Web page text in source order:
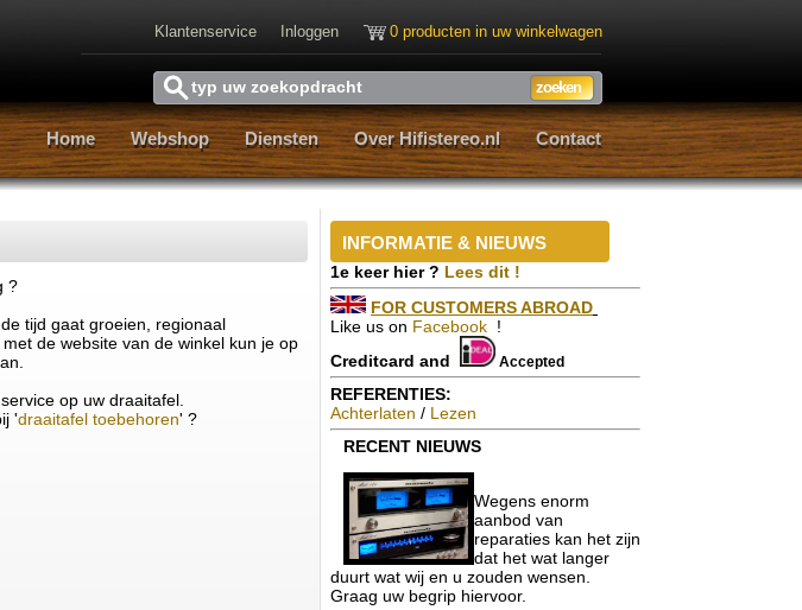
Klantenservice Inloggen 0 producten in uw winkelwagen
Home Webshop Diensten Over Hifistereo.nl Contact
Home Webshop Diensten Over Hifistereo.nl Contact
?
tijd gaat groeien, regionaal
de website van de winkel kun je op
op uw draaitafel.
'draaitafel toebehoren' ?
INFORMATIE & NIEUWS
1e keer hier ? Lees dit !
FOR CUSTOMERS ABROAD
Like us on Facebook !
Creditcard and
Accepted
REFERENTIES:
Achterlaten / Lezen
RECENT NIEUWS
Wegens enorm
aanbod van
reparaties kan het zijn
dat het wat langer
duurt wat wij en u zouden wensen.
Graag uw begrip hiervoor.